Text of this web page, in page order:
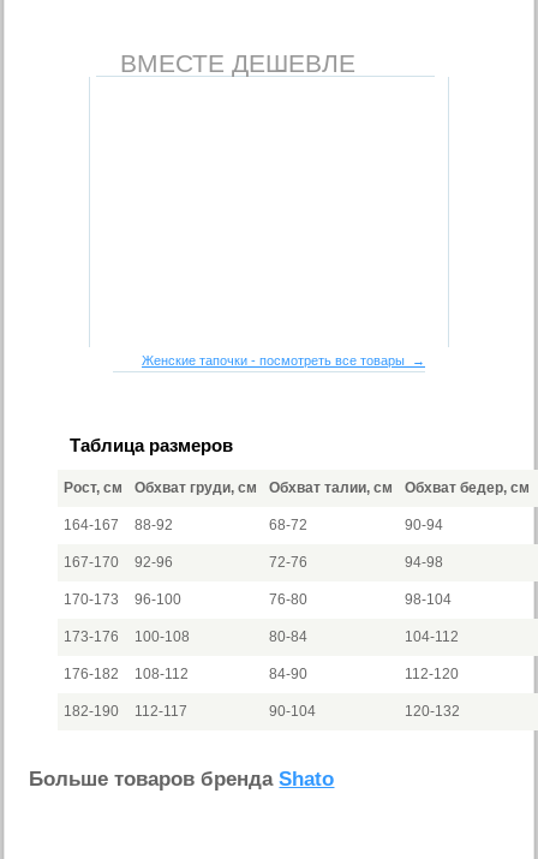
ВМЕСТЕ ДЕШЕВЛЕ
Женские тапочки - посмотреть все товары →
Таблица размеров
Рост, см Обхват груди, см Обхват талии, см Обхват бедер, см
164-167 88-92 68-72 90-94
167-170 92-96 72-76 94-98
170-173 96-100 76-80 98-104
173-176 100-108 80-84 104-112
176-182 108-112 84-90 112-120
182-190 112-117 90-104 120-132
Больше товаров брендаShato